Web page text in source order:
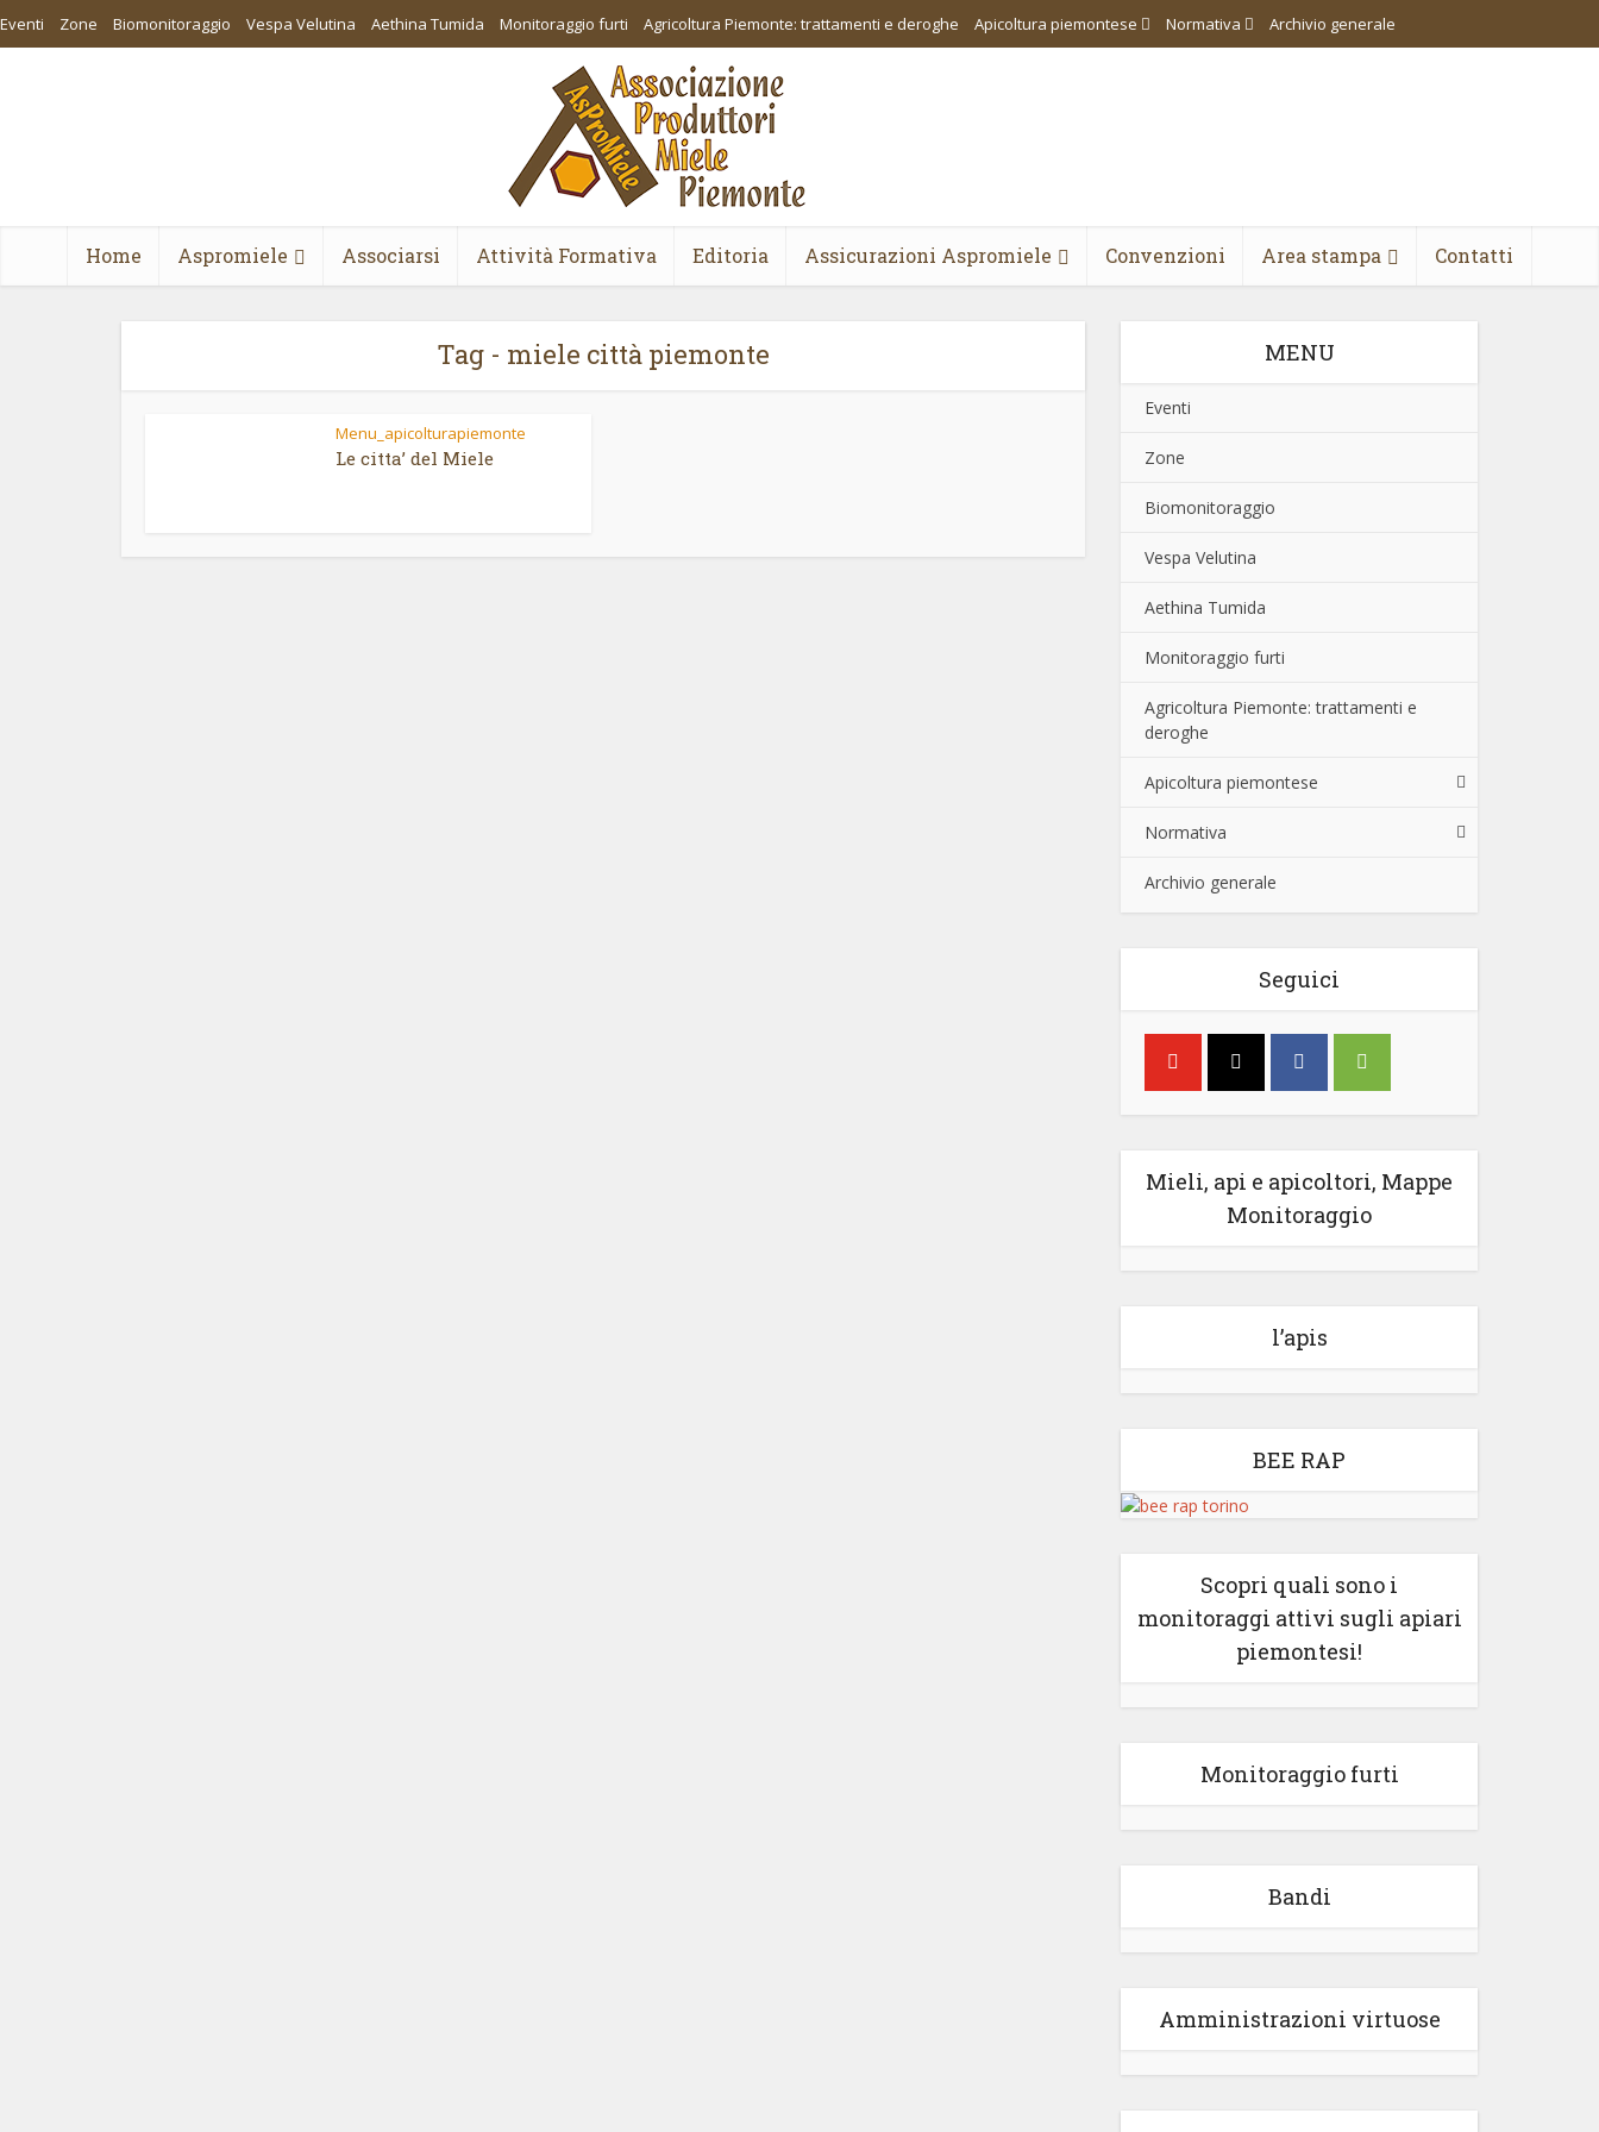
Eventi Zone Biomonitoraggio Vespa Velutina Aethina Tumida Monitoraggio furti Agricoltura Piemonte: trattamenti e deroghe Apicoltura piemontese Normativa Archivio generale
Home Aspromiele Associarsi Attività Formativa Editoria Assicurazioni Aspromiele Convenzioni Area stampa Contatti
Tag - miele città piemonte
Menu_apicolturapiemonte
Le citta’ del Miele
MENU
Eventi
Zone
Biomonitoraggio
Vespa Velutina
Aethina Tumida
Monitoraggio furti
Agricoltura Piemonte: trattamenti e
deroghe
Apicoltura piemontese
Normativa
Archivio generale
Seguici
Mieli, api e apicoltori, Mappe
Monitoraggio
l’apis
BEE RAP
Scopri quali sono i
monitoraggi attivi sugli apiari
piemontesi!
Monitoraggio furti
Bandi
Amministrazioni virtuose